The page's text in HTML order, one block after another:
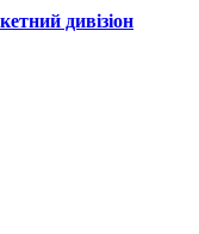
дивізіон